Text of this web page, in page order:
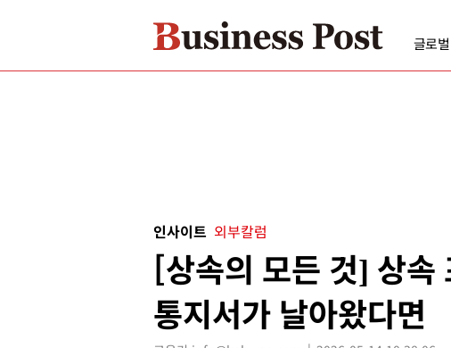
글로벌
인사이트 외부칼럼
[상속의 모든 것] 상속
통지서가 날아왔다면